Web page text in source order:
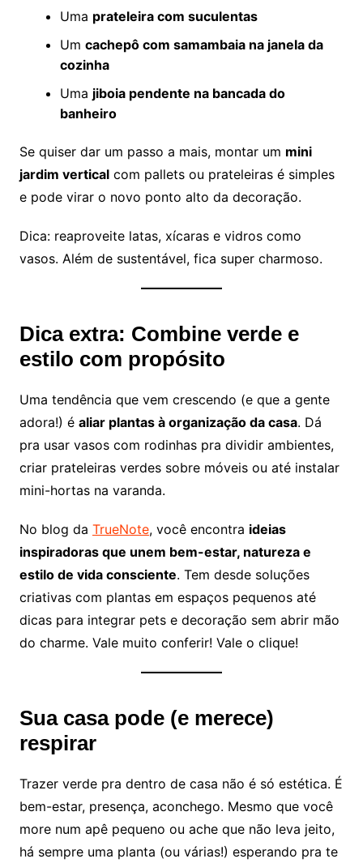
Uma prateleira com suculentas
Um cachepô com samambaia na janela da
cozinha
Uma jiboia pendente na bancada do
banheiro
Se quiser dar um passo a mais, montar um mini
jardim verticalcom pallets ou prateleiras é simples
e pode virar o novo ponto alto da decoração.
Dica: reaproveite latas, xícaras e vidros como
vasos. Além de sustentável, fica super charmoso.
Dica extra: Combine verde e
estilo com propósito
Uma tendência que vem crescendo (e que a gente
adora!) é aliar plantas à organização da casa. Dá
pra usar vasos com rodinhas pra dividir ambientes,
criar prateleiras verdes sobre móveis ou até instalar
mini-hortas na varanda.
No blog da TrueNote, você encontra ideias
inspiradoras que unem bem-estar, natureza e
estilo de vida consciente. Tem desde soluções
criativas com plantas em espaços pequenos até
dicas para integrar pets e decoração sem abrir mão
do charme. Vale muito conferir! Vale o clique!
Sua casa pode (e merece)
respirar
Trazer verde pra dentro de casa não é só estética. É
bem-estar, presença, aconchego. Mesmo que você
more num apê pequeno ou ache que não leva jeito,
há sempre uma planta (ou várias!) esperando pra te